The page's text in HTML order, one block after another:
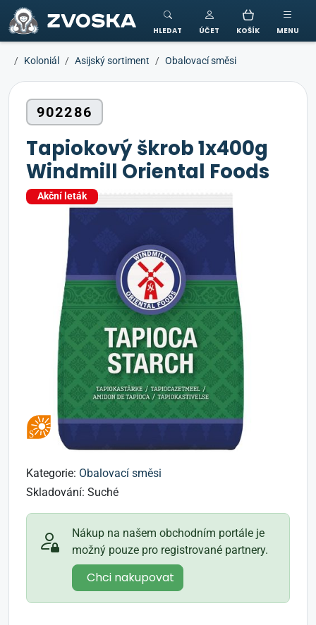
ZVOSKA
HLEDAT ÚČET KOŠÍK MENU
Koloniál Asijský sortiment Obalovací směsi
902286
Tapiokový škrob 1x400g
Windmill Oriental Foods
Akční leták
Kategorie: Obalovací směsi
Skladování: Suché
Nákup na našem obchodním portále je
možný pouze pro registrované partnery.
Chci nakupovat